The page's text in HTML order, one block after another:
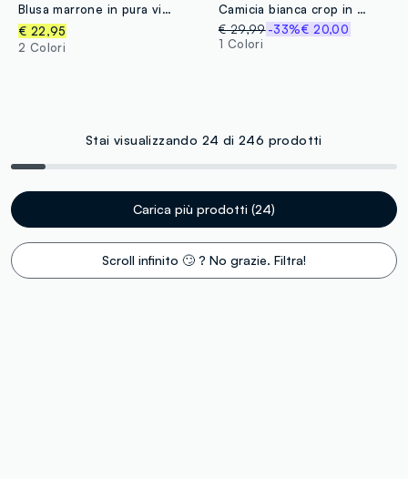
Blusa marrone in pura viscosa con collo coreano e fantasia animalier regular fit
€ 22,95
2 Colori
Camicia bianca crop in misto viscosa con nodo regular fit
€ 29,99 -33%€ 20,00
1 Colori
Stai visualizzando 24 di 246 prodotti
Carica più prodotti (24)
Scroll infinito 🙄 ? No grazie. Filtra!